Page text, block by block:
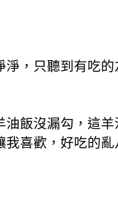
，只聽到有吃
飯沒漏勾，這
喜歡，好吃的